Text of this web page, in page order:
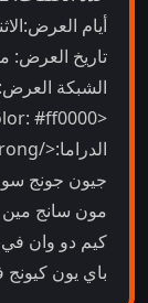
أيام
تاريخ العرض: من ( 26 فبراير 2024 ) إلي (2
الشبكة العرض: tvN ،Amazon،Viki
الدراما:</span></strong>
جيون جونج سو
مون سانج
كيم دو وان
باي يون